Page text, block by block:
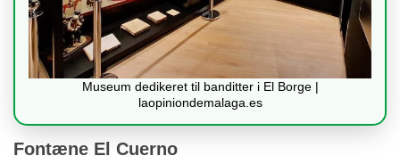
Museum dedikeret til banditter i El Borge |
laopiniondemalaga.es
Fontæne El Cuerno